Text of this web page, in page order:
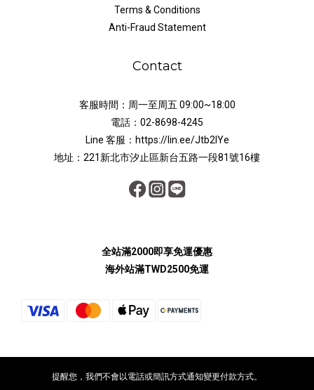
Terms & Conditions
Anti-Fraud Statement
Contact
客服時間：周一至周五 09:00~18:00
電話：02-8698-4245
Line 客服：https://lin.ee/Jtb2lYe
地址：221新北市汐止區新台五路一段81號16樓
全站滿2000即享免運優惠
海外站滿TWD2500免運
提醒您，我們不會以電話或簡訊方式通知變更付款方式。